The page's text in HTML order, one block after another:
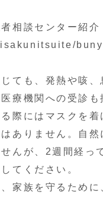
相談センター紹介
ても、発熱や咳
療機関への受診
際にはマスクを着
ありません。自
んが、2週間経っ
てください。
家族を守るために